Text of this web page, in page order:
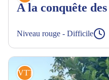
A la conquête
Niveau rouge - Difficile
VTT